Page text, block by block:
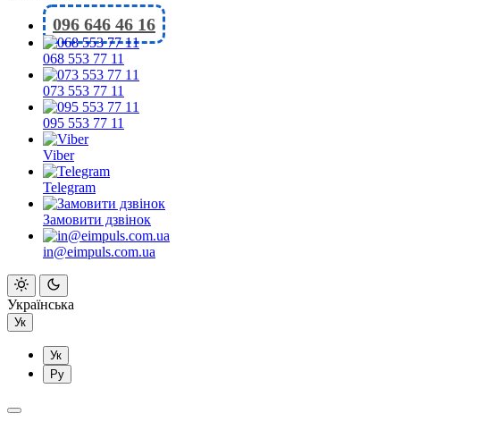
096 646 46 16
068 553 77 11
073 553 77 11
095 553 77 11
Viber
Telegram
Замовити дзвінок
in@eimpuls.com.ua
Українська
Ук
Ук
Ру